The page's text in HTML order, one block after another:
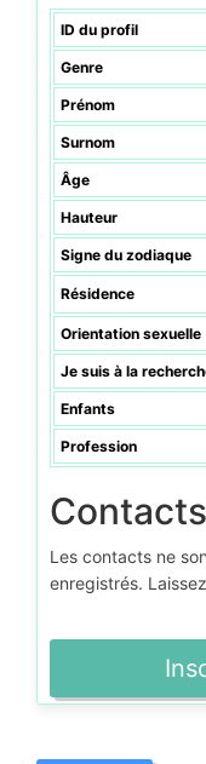
ID du profil
Genre
Prénom
Surnom
Âge
Hauteur
Signe du zodiaque
Résidence
Orientation sexuelle
Je suis à la
Enfants
Profession
Contacts
Les contacts ne
enregistrés.